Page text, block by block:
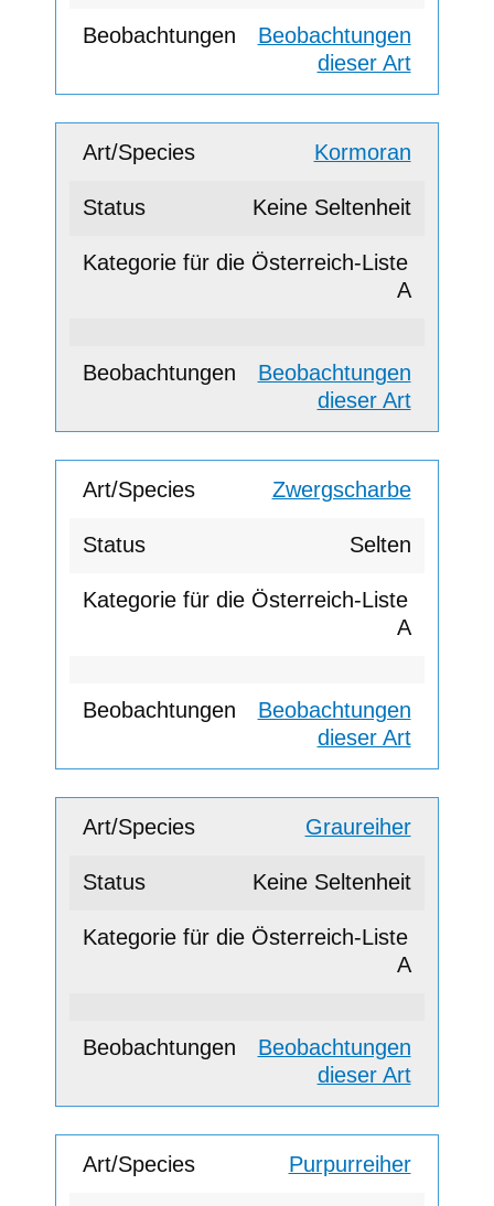
Beobachtungen
dieser Art
Kormoran
Keine Seltenheit
A
Beobachtungen
dieser Art
Zwergscharbe
Selten
A
Beobachtungen
dieser Art
Graureiher
Keine Seltenheit
A
Beobachtungen
dieser Art
Purpurreiher